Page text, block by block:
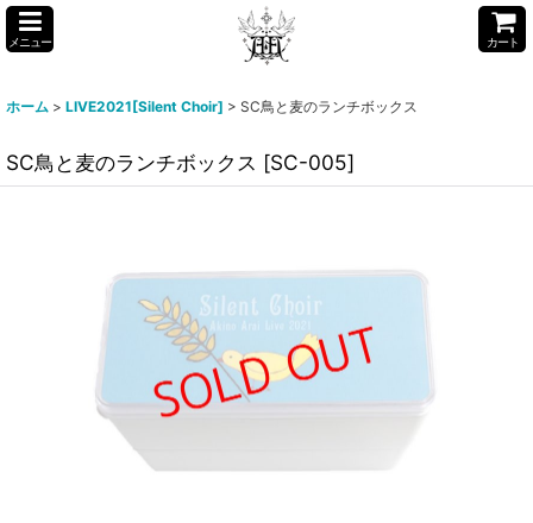
メニュー カート
ホーム > LIVE2021[Silent Choir] > SC鳥と麦のランチボックス
SC鳥と麦のランチボックス [SC-005]